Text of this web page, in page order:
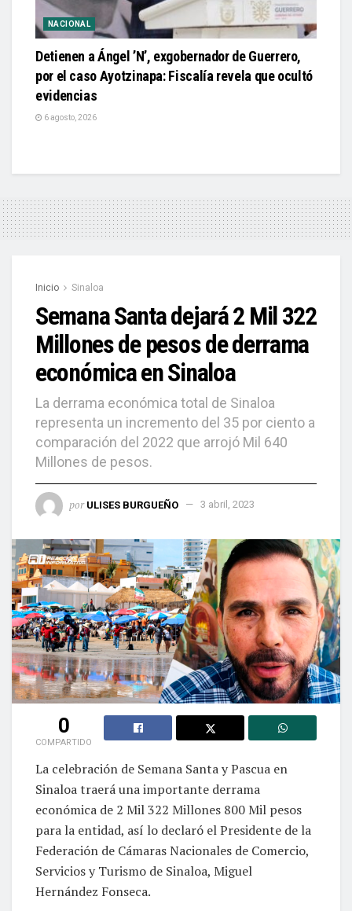
NACIONAL
Detienen a Ángel ’N’, exgobernador de Guerrero,
por el caso Ayotzinapa: Fiscalía revela que ocultó
evidencias
6 agosto, 2026
Inicio Sinaloa
Semana Santa dejará 2 Mil 322
Millones de pesos de derrama
económica en Sinaloa
La derrama económica total de Sinaloa
representa un incremento del 35 por ciento a
comparación del 2022 que arrojó Mil 640
Millones de pesos.
por ULISES BURGUEÑO 3 abril, 2023
0
COMPARTIDO
La celebración de Semana Santa y Pascua en
Sinaloa traerá una importante derrama
económica de 2 Mil 322 Millones 800 Mil pesos
para la entidad, así lo declaró el Presidente de la
Federación de Cámaras Nacionales de Comercio,
Servicios y Turismo de Sinaloa, Miguel
Hernández Fonseca.